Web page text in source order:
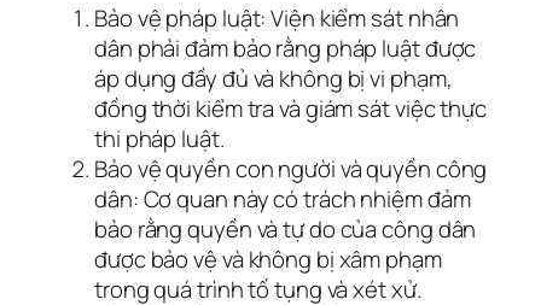
Bảo vệ pháp luật: Viện kiểm sát nhân
dân phải đảm bảo rằng pháp luật được
áp dụng đầy đủ và không bị vi phạm,
đồng thời kiểm tra và giám sát việc thực
thi pháp luật.
Bảo vệ quyền con người và quyền công
dân: Cơ quan này có trách nhiệm đảm
bảo rằng quyền và tự do của công dân
được bảo vệ và không bị xâm phạm
trong quá trình tố tụng và xét xử.